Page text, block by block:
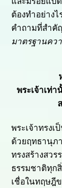
ต้องทำอย่าง
คำถามที่สำคั
มาตรฐานคว
พระเจ้าเท่
พระเจ้าทรงเ
ด้วยฤทธานุภ
ทรงสร้างสวร
ธรรมชาติทุก
เชื่อในทฤษฎี